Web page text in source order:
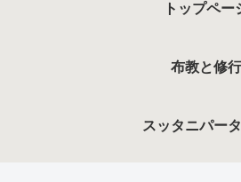
トップペー
布教と修行
スッタニパー